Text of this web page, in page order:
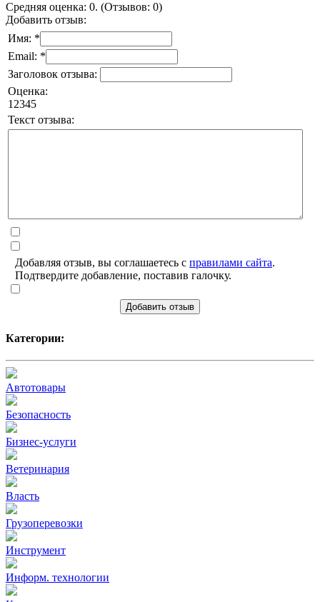
Средняя оценка: 0. (Отзывов: 0)
Добавить отзыв:
Имя: *
Email: *
Заголовок отзыва:
Оценка:
1 2345
Текст отзыва:
Добавляя отзыв, вы соглашаетесь с правилами сайта.
Подтвердите добавление, поставив галочку.
Добавить отзыв
Категории:
Автотовары
Безопасность
Бизнес-услуги
Ветеринария
Власть
Грузоперевозки
Инструмент
Информ. технологии